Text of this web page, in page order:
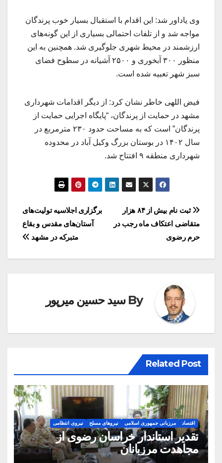
وی یاداور شد: این اقدام با استقبال بسیار خوب پرندگان
مواجه شد و از تلفات احتمالی بسیاری از این گونه‌های
ارزشمند در محیط شهری جلوگیری شد. همچنین به این
منظور ۳۰۰ آبخوری و ۲۵۰۰ آشیانه در سطوح فضای
سبز شهر تعبیه شده است.
فیض اللهی خاطر نشان کرد: از دیگر اقدامات شهرداری
مشهد در حمایت از پرندگان، “پایگاه اجرایی حمایت از
پرندگان” است که به مساحت حدود ۲۳۰ مترمربع در
سال ۱۴۰۲ در بوستان بزرگ وکیل آباد در محدوده
شهرداری منطقه ۹ افتتاح شد.
راهبری
نوشته
برگزاری اجلاسیه تولیت‌های
آستان‌های مقدس و بقاع
متبرکه در مشهد
ثبت نام بیش از ۸۴ هزار
متقاضی اعتکاف ماه رجب در
حرم رضوی
By سید حسین میرپور
Related Post
اقتصاد مرزبانی جمهوری اسلامی نیروهای مسلح نیروی انتظامی
تقدیر استاندار خراسان رضوی از
مجاهدت مرزبانان